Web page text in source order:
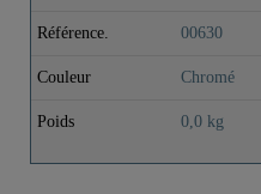
Référence. 00630
Couleur Chromé
Poids 0,0 kg